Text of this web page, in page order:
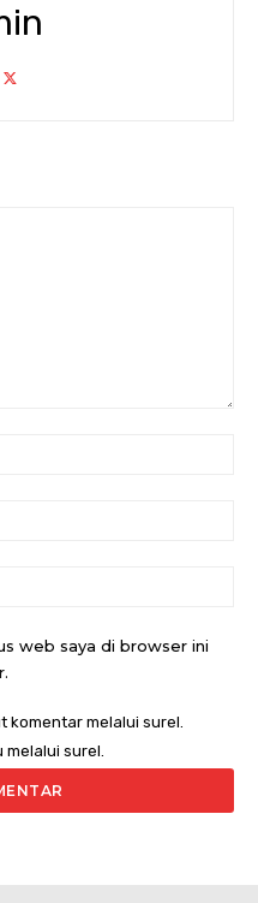
web saya di browser ini
komentar melalui surel.
melalui surel.